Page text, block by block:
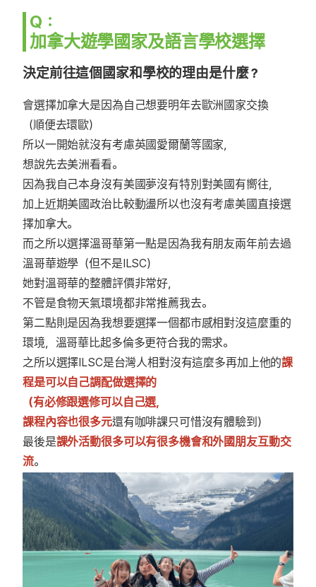
Q：
加拿大遊學國家及語言學校選擇
決定前往這個國家和學校的理由是什麼？
會選擇加拿大是因為自己想要明年去歐洲國家交換
（順便去環歐）
所以一開始就沒有考慮英國愛爾蘭等國家，
想說先去美洲看看。
因為我自己本身沒有美國夢沒有特別對美國有嚮往，
加上近期美國政治比較動盪所以也沒有考慮美國直接選
擇加拿大。
而之所以選擇溫哥華第一點是因為我有朋友兩年前去過
溫哥華遊學（但不是ILSC）
她對溫哥華的整體評價非常好，
不管是食物天氣環境都非常推薦我去。
第二點則是因為我想要選擇一個都市感相對沒這麼重的
環境，溫哥華比起多倫多更符合我的需求。
之所以選擇ILSC是台灣人相對沒有這麼多再加上他的課
程是可以自己調配做選擇的
（有必修跟選修可以自己選，
課程內容也很多元還有咖啡課只可惜沒有體驗到）
最後是課外活動很多可以有很多機會和外國朋友互動交
流。